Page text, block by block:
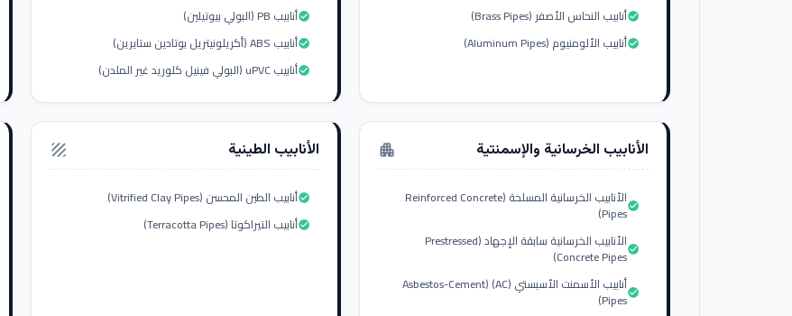
أنابيب النحاس الأصفر (Brass Pipes)check_circle
أنابيب الألومنيوم (Aluminum Pipes)check_circle
أنابيب PB (البولي بيوتيلين)check_circle
أنابيب ABS (أكريلونيتريل بوتادين ستايرين)check_circle
أنابيب uPVC (البولي فينيل كلوريد غير الملدن)check_circle
الأنابيب الخرسانية والإسمنتية apartment
الأنابيب الخرسانية المسلحة (Reinforced Concrete
Pipes)check_circle
الأنابيب الخرسانية سابقة الإجهاد (Prestressed
Concrete Pipes)check_circle
أنابيب الأسمنت الأسبستي (AC) (Asbestos-Cement
Pipes)check_circle
الأنابيب الطينية texture
أنابيب الطين المحسن (Vitrified Clay Pipes)check_circle
أنابيب التيراكوتا (Terracotta Pipes)check_circle